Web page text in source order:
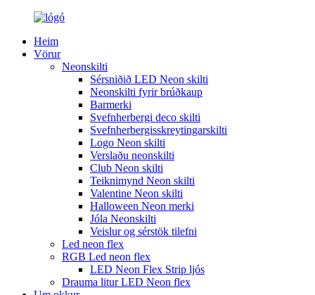
Heim
Vörur
Neonskilti
Sérsniðið LED Neon skilti
Neonskilti fyrir brúðkaup
Barmerki
Svefnherbergi deco skilti
Svefnherbergisskreytingarskilti
Logo Neon skilti
Verslaðu neonskilti
Club Neon skilti
Teiknimynd Neon skilti
Valentine Neon skilti
Halloween Neon merki
Jóla Neonskilti
Veislur og sérstök tilefni
Led neon flex
RGB Led neon flex
LED Neon Flex Strip ljós
Drauma litur LED Neon flex